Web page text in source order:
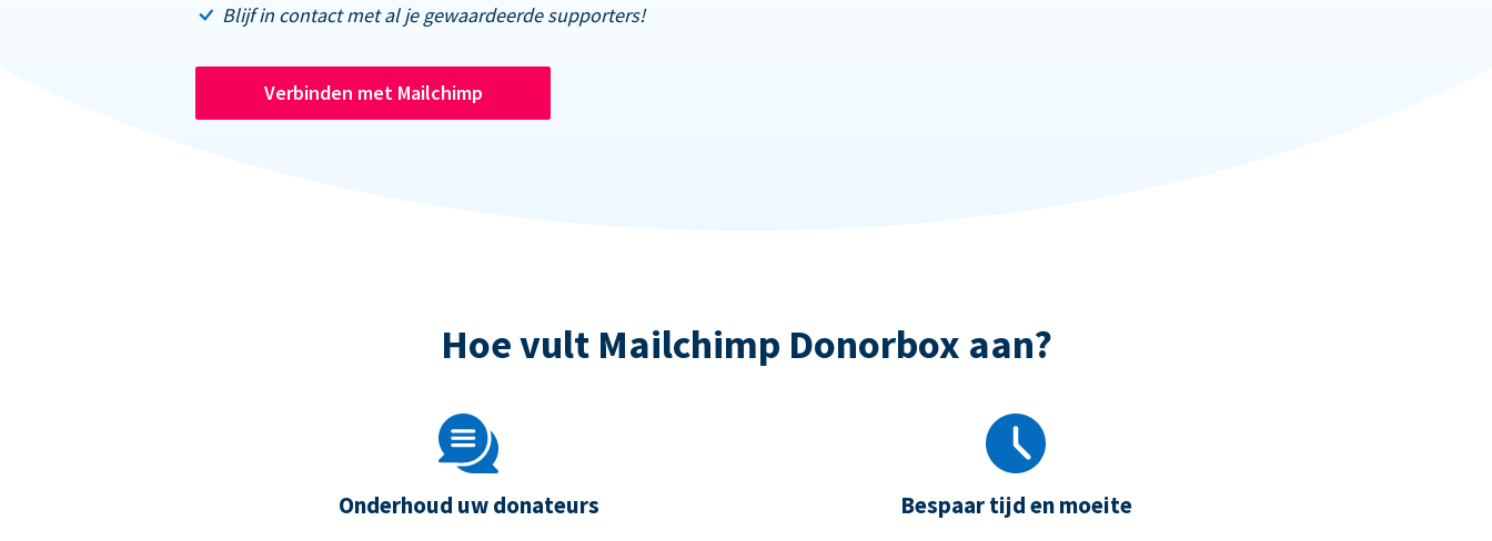
Blijf in contact met al je gewaardeerde supporters!
Verbinden met Mailchimp
Hoe vult Mailchimp Donorbox aan?
Onderhoud uw donateurs Bespaar tijd en moeite